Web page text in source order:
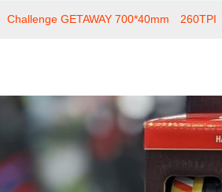
Challenge GETAWAY 700*40mm 260TPI